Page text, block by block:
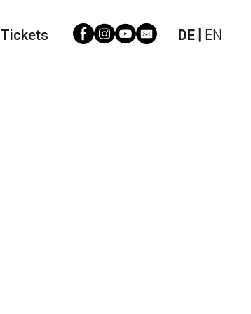
Tickets DE EN